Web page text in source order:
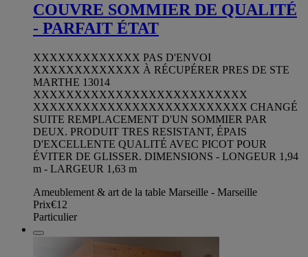
COUVRE SOMMIER DE QUALITÉ
- PARFAIT ÉTAT
XXXXXXXXXXXXX PAS D'ENVOI
XXXXXXXXXXXXX À RÉCUPÉRER PRES DE STE
MARTHE 13014
XXXXXXXXXXXXXXXXXXXXXXXXXX
XXXXXXXXXXXXXXXXXXXXXXXXXX CHANGÉ
SUITE REMPLACEMENT D'UN SOMMIER PAR
DEUX. PRODUIT TRES RESISTANT, ÉPAIS
D'EXCELLENTE QUALITÉ AVEC PICOT POUR
ÉVITER DE GLISSER. DIMENSIONS - LONGEUR 1,94
m - LARGEUR 1,63 m
Ameublement & art de la table Marseille - Marseille
Prix€12
Particulier